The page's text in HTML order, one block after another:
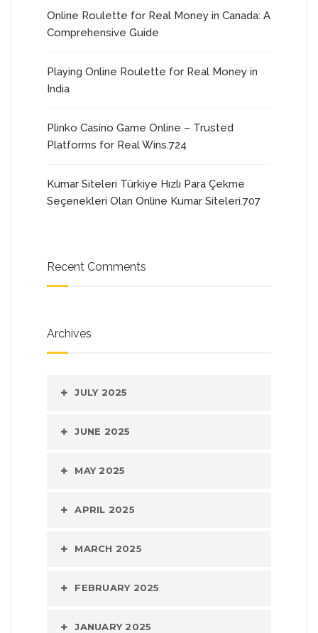
Online Roulette for Real Money in Canada: A
Comprehensive Guide
Playing Online Roulette for Real Money in
India
Plinko Casino Game Online – Trusted
Platforms for Real Wins.724
Kumar Siteleri Türkiye Hızlı Para Çekme
Seçenekleri Olan Online Kumar Siteleri.707
Recent Comments
Archives
JULY 2025
JUNE 2025
MAY 2025
APRIL 2025
MARCH 2025
FEBRUARY 2025
JANUARY 2025